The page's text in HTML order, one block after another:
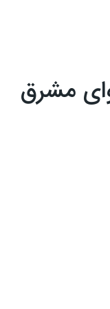
مشرق